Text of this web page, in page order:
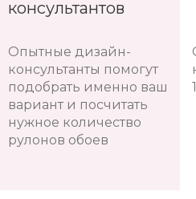
консультантов
Опытные дизайн-
консультанты помогут
подобрать именно ваш
вариант и посчитать
нужное количество
рулонов обоев